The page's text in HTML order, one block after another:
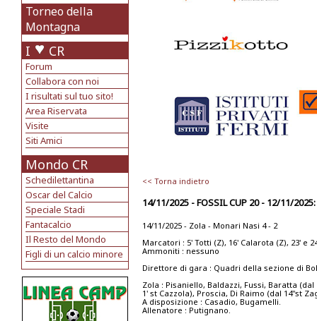
Torneo della
Montagna
I CR
Forum
Collabora con noi
I risultati sul tuo sito!
Area Riservata
Visite
Siti Amici
Mondo CR
Schedilettantina
Oscar del Calcio
Speciale Stadi
Fantacalcio
Il Resto del Mondo
Figli di un calcio minore
<< Torna indietro
14/11/2025 - FOSSIL CUP 20 - 12/11/
14/11/2025 - Zola - Monari Nasi 4 - 2
Marcatori : 5' Totti (Z), 16' Calarota (Z), 23' e
Ammoniti : nessuno
Direttore di gara : Quadri della sezione di
Zola : Pisaniello, Baldazzi, Fussi, Baratta
1' st Cazzola), Proscia, Di Raimo (dal 14"st
A disposizione : Casadio, Bugamelli.
Allenatore : Putignano.